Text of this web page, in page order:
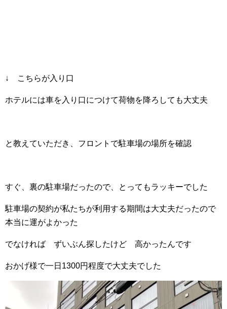
↓ こちらが入り口
ホテルには車を入り口につけて荷物を降ろしても大丈夫
と教えていただき、フロントで駐車場の場所を確認
すぐ、裏の駐車場だったので、とってもラッキーでした
駐車場の契約が私たちが利用する期間は大丈夫だったので
本当に運がよかった
でなければ ずいぶん探したけど 高かったんです
おかげ様で一日1300円程度で大丈夫でした